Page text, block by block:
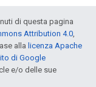
di questa pagina
Attribution 4.0,
alla licenza Apache
di Google
e/o delle sue